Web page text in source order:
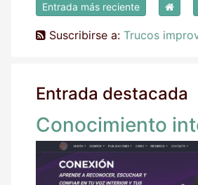
Entrada más reciente
Suscribirse a: Trucos
Entrada destacada
Conocimiento